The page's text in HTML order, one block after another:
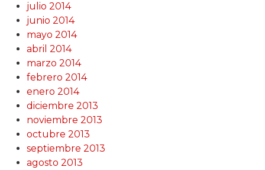
julio 2014
junio 2014
mayo 2014
abril 2014
marzo 2014
febrero 2014
enero 2014
diciembre 2013
noviembre 2013
octubre 2013
septiembre 2013
agosto 2013